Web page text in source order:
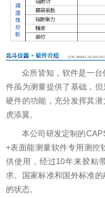
众所皆知，软件是一
件虽为测量提供了基础，
硬件的功能，充分发挥其
虎添翼。
本公司研发定制的
+表面能测量软件专用测控
供使用，经过10年来胶粘
求、国家标准和国外标准
的状态。